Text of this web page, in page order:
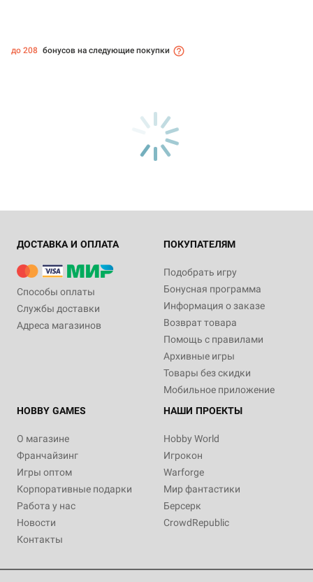
до 208 бонусов на следующие покупки
ДОСТАВКА И ОПЛАТА
Способы оплаты
Службы доставки
Адреса магазинов
ПОКУПАТЕЛЯМ
Подобрать игру
Бонусная программа
Информация о заказе
Возврат товара
Помощь с правилами
Архивные игры
Товары без скидки
Мобильное приложение
HOBBY GAMES
О магазине
Франчайзинг
Игры оптом
Корпоративные подарки
Работа у нас
Новости
Контакты
НАШИ ПРОЕКТЫ
Hobby World
Игрокон
Warforge
Мир фантастики
Берсерк
CrowdRepublic